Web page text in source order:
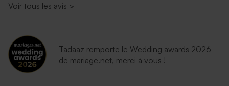
Voir tous les avis >
Tadaaz remporte le Wedding awards 2026
de mariage.net, merci à vous !